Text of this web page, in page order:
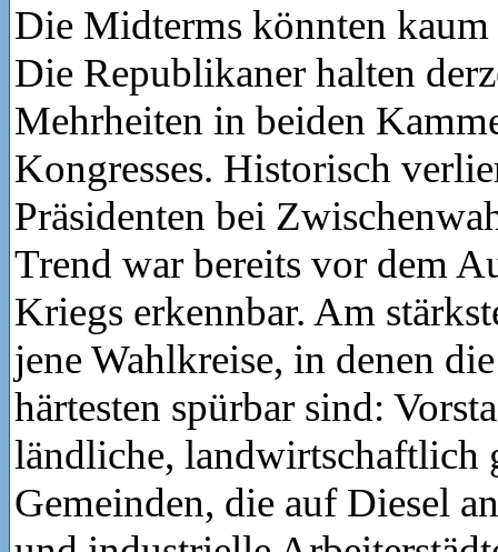
Die Midterms könnten kaum
Die Republikaner halten
Mehrheiten in beiden
Kongresses. Historisch
Präsidenten bei
Trend war bereits vor dem
Kriegs erkennbar. Am
jene Wahlkreise, in denen
härtesten spürbar sind:
ländliche, landwirtschaftlich
Gemeinden, die auf Diesel